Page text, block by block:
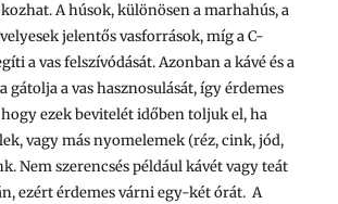
A húsok, különösen a marhahús, a
jelentős vasforrások, míg a C-
a vas felszívódását. Azonban a kávé és a
gátolja a vas hasznosulását, így érdemes
ezek bevitelét időben toljuk el, ha
vagy más nyomelemek (réz, cink, jód,
Nem szerencsés például kávét vagy teát
ezért érdemes várni egy-két órát. A